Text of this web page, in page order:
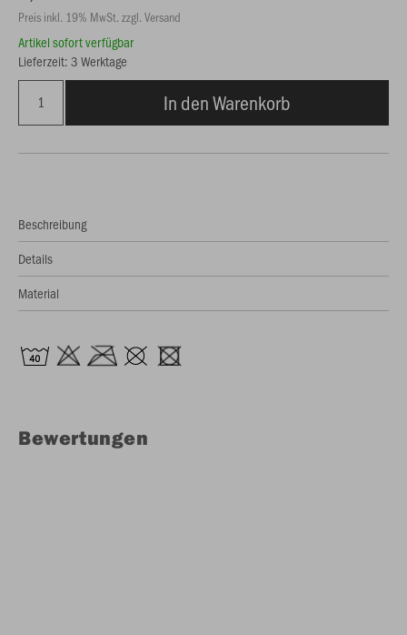
Preis inkl. 19% MwSt. zzgl. Versand
Artikel sofort verfügbar
Lieferzeit: 3 Werktage
In den Warenkorb
Beschreibung
Details
Material
Bewertungen